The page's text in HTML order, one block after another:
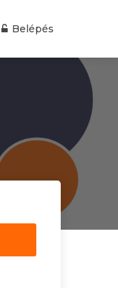
Belépés